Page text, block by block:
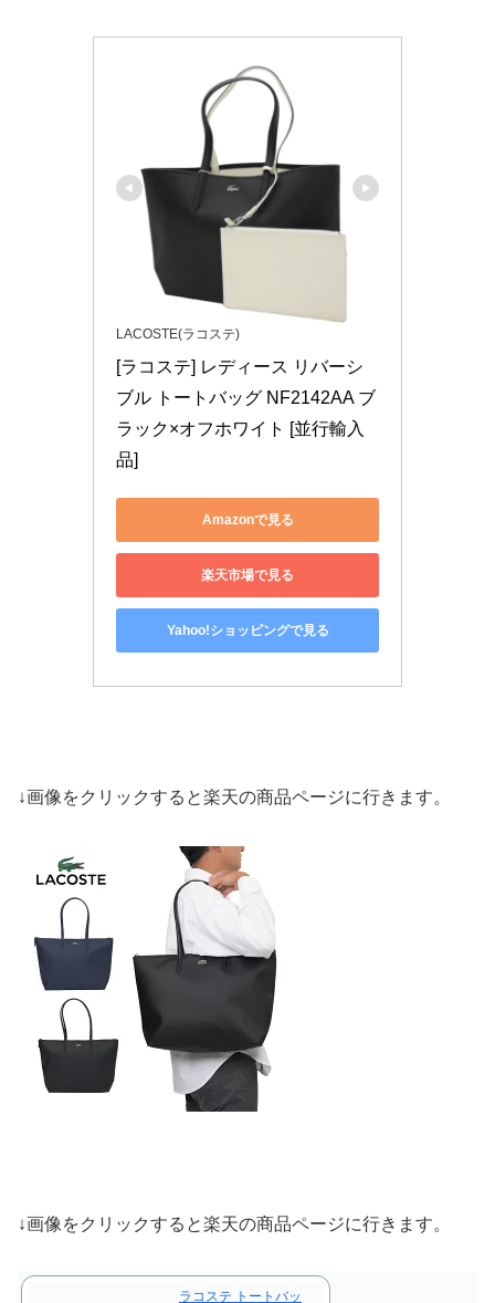
LACOSTE(ラコステ)
[ラコステ] レディース リバーシ
ブル トートバッグ NF2142AA ブ
ラック×オフホワイト [並行輸入
品]
Amazonで見る
楽天市場で見る
Yahoo!ショッピングで見る
↓画像をクリックすると楽天の商品ページに行きます。
↓画像をクリックすると楽天の商品ページに行きます。
ラコステ トートバッ